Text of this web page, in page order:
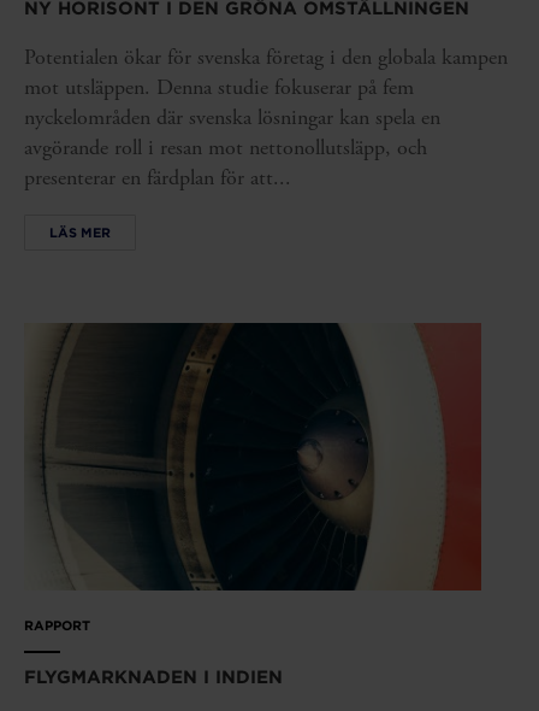
NY HORISONT I DEN GRÖNA OMSTÄLLNINGEN
Potentialen ökar för svenska företag i den globala kampen
mot utsläppen. Denna studie fokuserar på fem
nyckelområden där svenska lösningar kan spela en
avgörande roll i resan mot nettonollutsläpp, och
presenterar en färdplan för att...
LÄS MER
RAPPORT
FLYGMARKNADEN I INDIEN